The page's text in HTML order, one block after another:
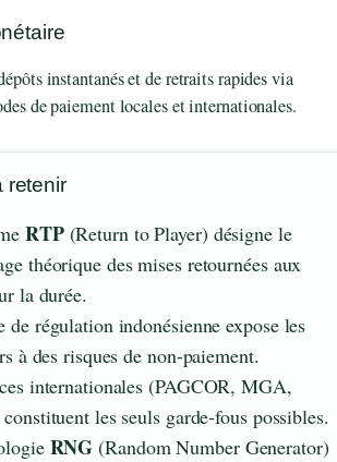
instantanés et de retraits rapides via
de paiement locales et internationales.
retenir
RTP(Return to Player) désigne le
théorique des mises retournées aux
la durée.
de régulation indonésienne expose les
à des risques de non-paiement.
internationales (PAGCOR, MGA,
les seuls garde-fous possibles.
RNG (Random Number Generator)